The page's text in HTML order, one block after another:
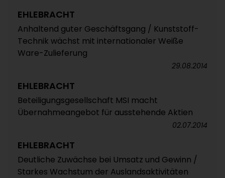
EHLEBRACHT
Anhaltend guter Geschäftsgang / Kunststoff-
Technik wächst mit internationaler Weiße
Ware-Zulieferung
29.08.2014
EHLEBRACHT
Beteiligungsgesellschaft MSI macht
Übernahmeangebot für ausstehende Aktien
02.07.2014
EHLEBRACHT
Deutliche Zuwächse bei Umsatz und Gewinn /
Starkes Wachstum der Auslandsaktivitäten